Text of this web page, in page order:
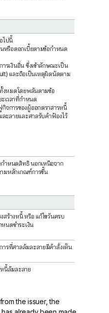
ไปนี้
หรือดอกเบี้ยตามข้อกำหนด
รเงินอื่น ซึ่งเข้าลักษณะเป็น
และถือเป็นเหตุผิดนัดตาม
งหมดโดยพลันตามข้อ
เวลาที่กำหนด
จการของผู้ออกตราสารหนี้
ะลายและศาลรับคำฟ้องไว้
ำหนดสิทธิ นอกเหนือจาก
มหลักเกณฑ์การขึ้น
ร้างหนี้ หรือ แก้ไขวันครบ
นดชำระเงิน
รที่ศาลล้มละลายมีคำสั่งเห็น
นี้ล้มละลาย
the issuer, the